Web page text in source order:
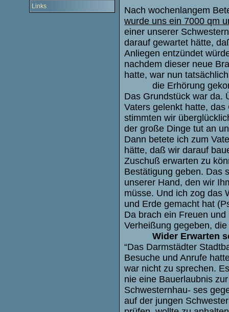
Links
Nach wochenlangem
wurde uns ein 7000 qm
einer unserer
darauf gewartet hätte,
Anliegen entzündet
nachdem dieser neue
hatte, war nun
die Erhörung
Das Grundstück war da.
Vaters gelenkt hatte,
stimmten wir
der große Dinge tut an
Dann betete ich zum
hätte, daß wir darauf
Zuschuß erwarten zu
Bestätigung geben. Das
unserer Hand, den wir
müsse. Und ich zog das
und Erde gemacht hat
Da brach ein Freuen
Verheißung gegeben,
Wider Erwarten
“Das Darmstädter
Besuche und Anrufe
war nicht zu sprechen.
nie eine Bauerlaubnis
Schwesternhau- ses
auf der jungen